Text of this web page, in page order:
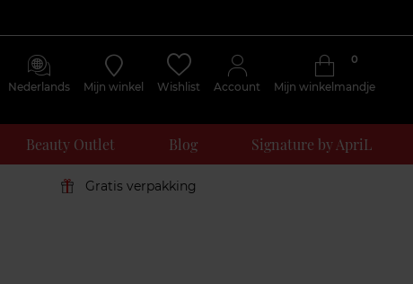
Nederlands Mijn winkel Wishlist Account Mijn winkelmandje
0
Beauty Outlet Blog Signature by ApriL
Gratis verpakking